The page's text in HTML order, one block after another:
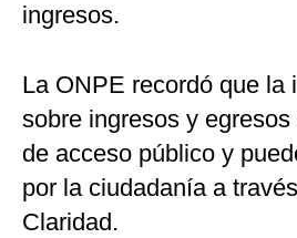
ingresos.
La ONPE recordó que la
sobre ingresos y
de acceso público y
por la ciudadanía a
Claridad.